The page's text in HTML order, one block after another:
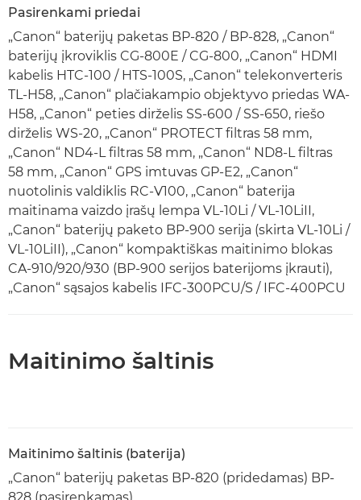
Pasirenkami priedai
„Canon“ baterijų paketas BP-820 / BP-828, „Canon“
baterijų įkroviklis CG-800E / CG-800, „Canon“ HDMI
kabelis HTC-100 / HTS-100S, „Canon“ telekonverteris
TL-H58, „Canon“ plačiakampio objektyvo priedas WA-
H58, „Canon“ peties dirželis SS-600 / SS-650, riešo
dirželis WS-20, „Canon“ PROTECT filtras 58 mm,
„Canon“ ND4-L filtras 58 mm, „Canon“ ND8-L filtras
58 mm, „Canon“ GPS imtuvas GP-E2, „Canon“
nuotolinis valdiklis RC-V100, „Canon“ baterija
maitinama vaizdo įrašų lempa VL-10Li / VL-10LiII,
„Canon“ baterijų paketo BP-900 serija (skirta VL-10Li /
VL-10LiII), „Canon“ kompaktiškas maitinimo blokas
CA-910/920/930 (BP-900 serijos baterijoms įkrauti),
„Canon“ sąsajos kabelis IFC-300PCU/S / IFC-400PCU
Maitinimo šaltinis
Maitinimo šaltinis (baterija)
„Canon“ baterijų paketas BP-820 (pridedamas) BP-
828 (pasirenkamas)